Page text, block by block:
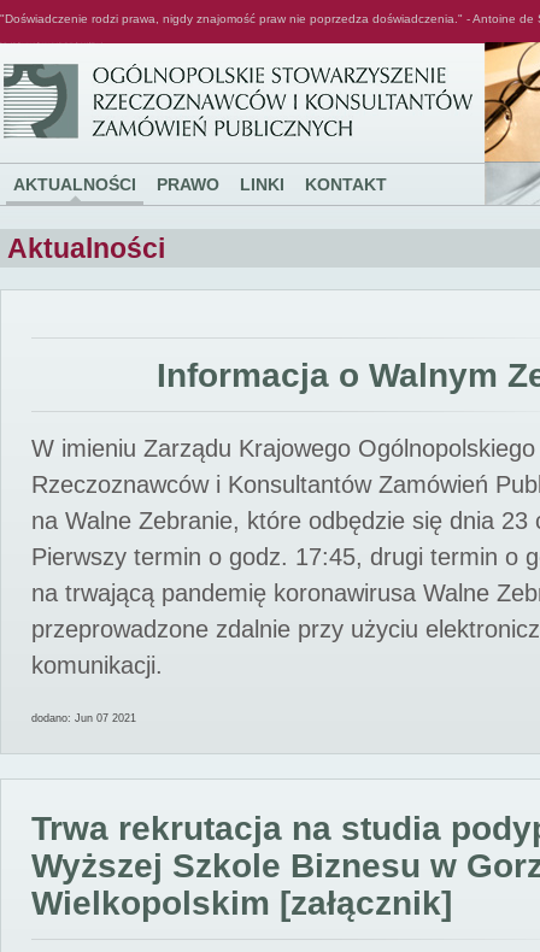
"Doświadczenie rodzi prawa, nigdy znajomość praw nie poprzedza doświadczenia." - Antoine de
AKTUALNOŚCI PRAWO LINKI KONTAKT
Aktualności
Informacja o Walnym
W imieniu Zarządu Krajowego
Rzeczoznawców i Konsultantów Zamówień
na Walne Zebranie, które odbędzie się dnia 23
Pierwszy termin o godz. 17:45, drugi termin o
na trwającą pandemię koronawirusa Walne
przeprowadzone zdalnie przy użyciu
komunikacji.
dodano: Jun 07 2021
Trwa rekrutacja na studia
Wyższej Szkole Biznesu w
Wielkopolskim [załącznik]